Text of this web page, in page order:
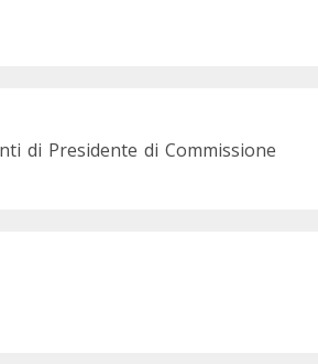
di Presidente di Commissione